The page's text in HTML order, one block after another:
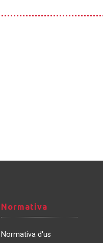
Normativa
Normativa
Normativa d'us